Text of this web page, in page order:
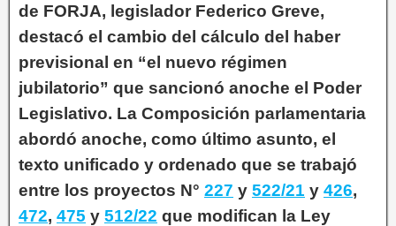
de FORJA, legislador Federico Greve,
destacó el cambio del cálculo del haber
previsional en “el nuevo régimen
jubilatorio” que sancionó anoche el Poder
Legislativo. La Composición parlamentaria
abordó anoche, como último asunto, el
texto unificado y ordenado que se trabajó
entre los proyectos N° 227 y 522/21 y 426,
472, 475 y 512/22 que modifican la Ley